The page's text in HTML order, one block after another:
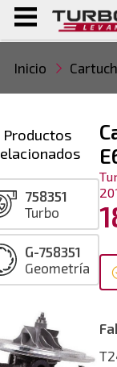
Inicio
Productos
758351
Turbo
G-758351
Geometría